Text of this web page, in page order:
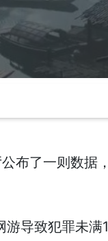
布了一则数据